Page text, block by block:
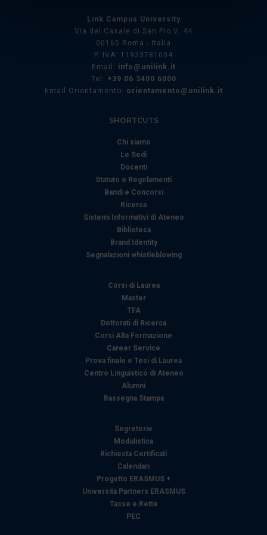
attivamente alla ricerca di caratteristiche specifiche
(impronte digitali).
Approfondisci come vengono elaborati i tuoi dati personali
e imposta le tue preferenze nellasezione dettagli
modificare o ritirare il tuo consenso in qualsiasi momento
annunci, per fornire funzionalità dei social media e per
analizzare il nostro traffico. Condividiamo inoltre
informazioni sul modo in cui utilizza il nostro sito con i
nostri partner che si occupano di analisi dei dati web,
con altre informazioni che ha fornito loro o che hanno
raccolto dal suo utilizzo dei loro servizi.
Link Campus University
Via del Casale di San Pio V, 44
00165 Roma - Italia
P. IVA: 11933781004
Email: info@unilink.it
Tel: +39 06 3400 6000
Email Orientamento: orientamento@unilink.it
SHORTCUTS
Chi siamo
Le Sedi
Docenti
Statuto e Regolamenti
Bandi e Concorsi
Ricerca
Sistemi Informativi di Ateneo
Biblioteca
Brand Identity
Segnalazioni whistleblowing
Corsi di Laurea
Master
TFA
Dottorati di Ricerca
Corsi Alta Formazione
Career Service
Prova finale e Tesi di Laurea
Centro Linguistico di Ateneo
Alumni
Rassegna Stampa
Segreterie
Modulistica
Richiesta Certificati
Calendari
Progetto ERASMUS +
Università Partners ERASMUS
Tasse e Rette
PEC